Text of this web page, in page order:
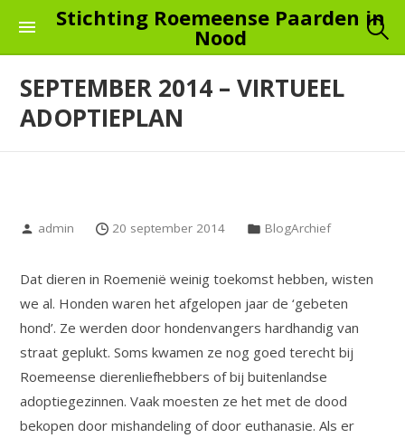
the
content
Stichting Roemeense Paarden in
Nood
SEPTEMBER 2014 – VIRTUEEL
ADOPTIEPLAN
admin 20 september 2014 BlogArchief
Dat dieren in Roemenië weinig toekomst hebben, wisten
we al. Honden waren het afgelopen jaar de ‘gebeten
hond’. Ze werden door hondenvangers hardhandig van
straat geplukt. Soms kwamen ze nog goed terecht bij
Roemeense dierenliefhebbers of bij buitenlandse
adoptiegezinnen. Vaak moesten ze het met de dood
bekopen door mishandeling of door euthanasie. Als er